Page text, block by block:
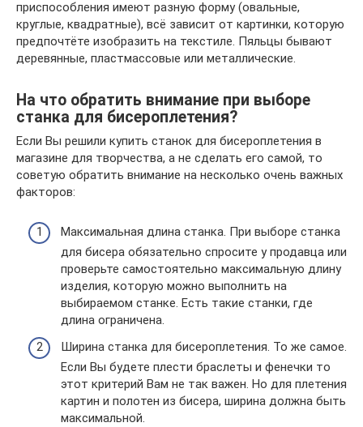
приспособления имеют разную форму (овальные,
круглые, квадратные), всё зависит от картинки, которую
предпочтёте изобразить на текстиле. Пяльцы бывают
деревянные, пластмассовые или металлические.
На что обратить внимание при выборе
станка для бисероплетения?
Если Вы решили купить станок для бисероплетения в
магазине для творчества, а не сделать его самой, то
советую обратить внимание на несколько очень важных
факторов:
Максимальная длина станка. При выборе станка
для бисера обязательно спросите у продавца или
проверьте самостоятельно максимальную длину
изделия, которую можно выполнить на
выбираемом станке. Есть такие станки, где
длина ограничена.
Ширина станка для бисероплетения. То же самое.
Если Вы будете плести браслеты и фенечки то
этот критерий Вам не так важен. Но для плетения
картин и полотен из бисера, ширина должна быть
максимальной.